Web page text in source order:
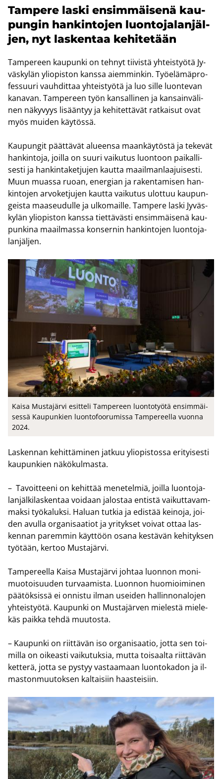
Tam­pe­re laski en­sim­mäi­se­nä kau­
pun­gin han­kin­to­jen luon­to­ja­lan­jäl­
jen, nyt las­ken­taa ke­hi­te­tään
Tam­pe­reen kau­pun­ki on teh­nyt tii­vis­tä yh­teis­työ­tä Jy­
väs­ky­län yli­opis­ton kans­sa ai­em­min­kin. Työ­elä­mä­pro­
fes­suu­ri vauh­dit­taa yh­teis­työ­tä ja luo sille luon­te­van
ka­na­van. Tam­pe­reen työn kan­sal­li­nen ja kan­sain­vä­li­
nen nä­ky­vyys li­sään­tyy ja ke­hi­tet­tä­vät rat­kai­sut ovat
myös mui­den käy­tös­sä.
Kau­pun­git päät­tä­vät alu­een­sa maan­käy­tös­tä ja te­ke­vät
han­kin­to­ja, joil­la on suuri vai­ku­tus luon­toon pai­kal­li­
ses­ti ja han­kin­ta­ket­ju­jen kaut­ta maa­il­man­laa­jui­ses­ti.
Muun muas­sa ruoan, ener­gian ja ra­ken­ta­mi­sen han­
kin­to­jen ar­vo­ket­ju­jen kaut­ta vai­ku­tus ulot­tuu kau­pun­
geis­ta maa­seu­dul­le ja ul­ko­mail­le. Tam­pe­re laski Jy­väs­
ky­län yli­opis­ton kans­sa tiet­tä­väs­ti en­sim­mäi­se­nä kau­
pun­ki­na maa­il­mas­sa kon­ser­nin han­kin­to­jen luon­to­ja­
lan­jäl­jen.
Kaisa Mus­ta­jär­vi esit­te­li Tam­pe­reen luon­to­työ­tä en­sim­mäi­
ses­sä Kau­pun­kien luon­to­foo­ru­mis­sa Tam­pe­reel­la vuon­na
2024.
Las­ken­nan ke­hit­tä­mi­nen jat­kuu yli­opis­tos­sa eri­tyi­ses­ti
kau­pun­kien nä­kö­kul­mas­ta.
– Ta­voit­tee­ni on ke­hit­tää me­ne­tel­miä, joil­la luon­to­ja­
lan­jäl­ki­las­ken­taa voi­daan ja­los­taa en­tis­tä vai­kut­ta­vam­
mak­si työ­ka­luk­si. Ha­luan tut­kia ja edis­tää kei­no­ja, joi­
den avul­la or­ga­ni­saa­tiot ja yri­tyk­set voi­vat ottaa las­
ken­nan pa­rem­min käyt­töön osana kes­tä­vän ke­hi­tyk­sen
työ­tään, ker­too Mus­ta­jär­vi.
Tam­pe­reel­la Kaisa Mus­ta­jär­vi joh­taa luon­non mo­ni­
muo­toi­suu­den tur­vaa­mis­ta. Luon­non huo­mioi­mi­nen
pää­tök­sis­sä ei on­nis­tu ilman usei­den hal­lin­no­na­lo­jen
yh­teis­työ­tä. Kau­pun­ki on Mus­ta­jär­ven mie­les­tä mie­le­
käs paik­ka tehdä muu­tos­ta.
– Kau­pun­ki on riit­tä­vän iso or­ga­ni­saa­tio, jotta sen toi­
mil­la on oi­keas­ti vai­ku­tuk­sia, mutta toi­saal­ta riit­tä­vän
ket­te­rä, jotta se pys­tyy vas­taa­maan luon­to­ka­don ja il­
mas­ton­muu­tok­sen kal­tai­siin haas­tei­siin.